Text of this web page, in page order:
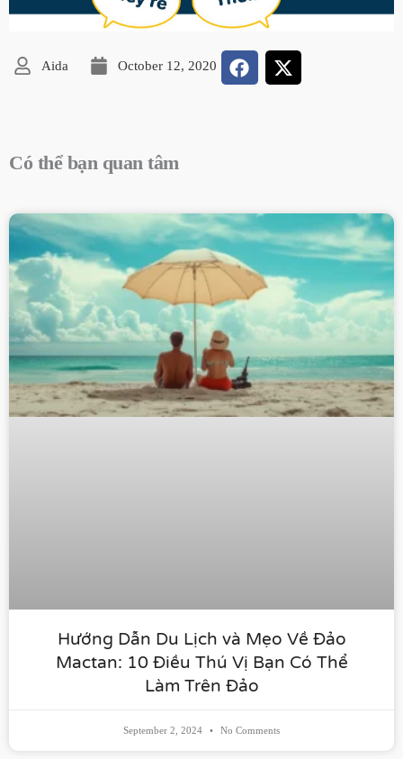
Aida October 12, 2020
Có thể bạn quan tâm
Hướng Dẫn Du Lịch và Mẹo Về Đảo
Mactan: 10 Điều Thú Vị Bạn Có Thể
Làm Trên Đảo
September 2, 2024 No Comments